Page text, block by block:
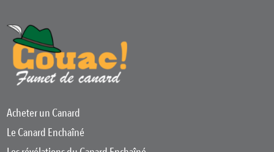
Acheter un Canard
Le Canard Enchaîné